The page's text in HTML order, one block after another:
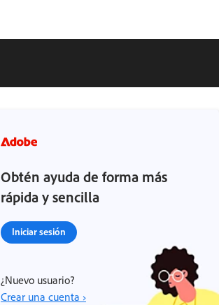
Obtén ayuda de forma más
rápida y sencilla
Iniciar sesión
¿Nuevo usuario?
Crear una cuenta ›